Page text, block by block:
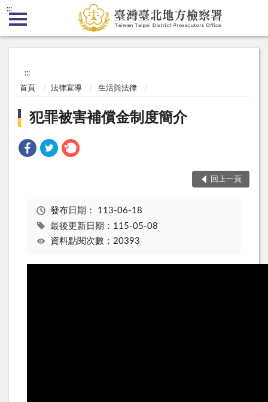
:::
:::
首頁 法律宣導 生活與法律
犯罪被害補償金制度簡介
回上一頁
發布日期： 113-06-18
最後更新日期：115-05-08
資料點閱次數：20393